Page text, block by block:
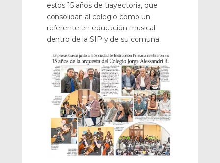
estos 15 años de trayectoria, que
consolidan al colegio como un
referente en educación musical
dentro de la SIP y de su comuna.